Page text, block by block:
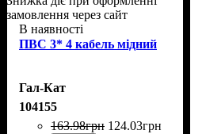
замовлення через сайт
В наявності
ПВС 3* 4 кабель мідний
Гал-Кат
104155
163.98грн 124.03грн